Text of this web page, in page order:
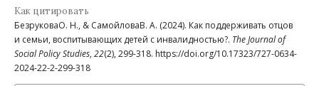
Как цитировать
БезруковаО. Н., & СамойловаВ. А. (2024). Как поддерживать отцов
и семьи, воспитывающих детей с инвалидностью?. The Journal of
Social Policy Studies, 22(2), 299-318. https://doi.org/10.17323/727-0634-
2024-22-2-299-318